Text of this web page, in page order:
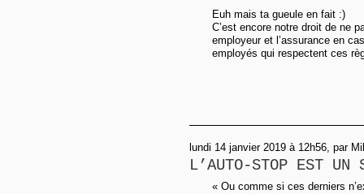
Euh mais ta gueule en fait :)
C’est encore notre droit de ne
employeur et l’assurance en
employés qui respectent ces
lundi 14 janvier 2019 à 12h56, par
L’AUTO-STOP EST UN
« Ou comme si ces derniers